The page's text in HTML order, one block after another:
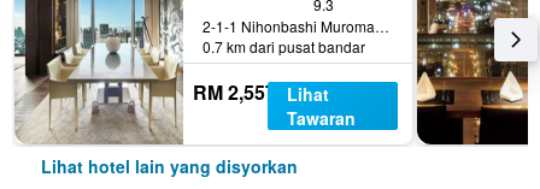
9.3
2-1-1 Nihonbashi Muromachi, Tokyo, Jepun
0.7 km dari pusat bandar
RM 2,557
Lihat
Tawaran
Lihat hotel lain yang disyorkan